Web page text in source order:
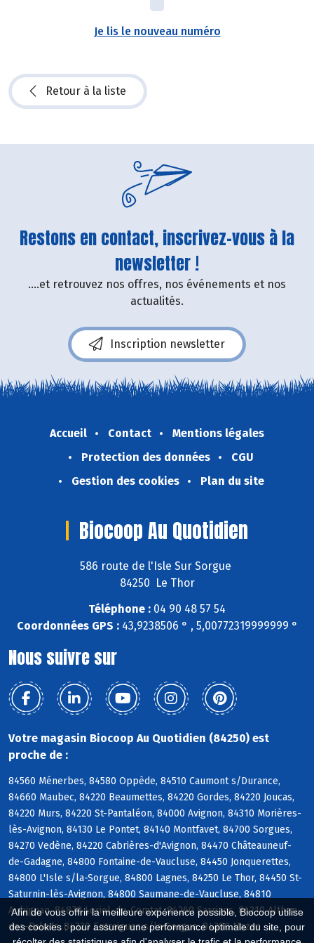
Afin de vous offrir la meilleure expérience possible, Biocoop utilise
des cookies : pour assurer une performance optimale du site, pour
Je lis le nouveau numéro
Retour à la liste
Restons en contact, inscrivez-vous à la
newsletter !
....et retrouvez nos offres, nos événements et nos
actualités.
Inscription newsletter
Accueil Contact
Mentions légales
Protection des données
CGU
Gestion des cookies
Plan du site
Biocoop Au Quotidien
586 route de l'Isle Sur Sorgue
84250 Le Thor
Téléphone : 04 90 48 57 54
Coordonnées GPS :43,9238506 ° , 5,00772319999999 °
Nous suivre sur
Votre magasin Biocoop Au Quotidien (84250) est
proche de :
84560 Ménerbes, 84580 Oppède, 84510 Caumont s/Durance,
84660 Maubec, 84220 Beaumettes, 84220 Gordes, 84220 Joucas,
84220 Murs, 84220 St-Pantaléon, 84000 Avignon, 84310 Morières-
lès-Avignon, 84130 Le Pontet, 84140 Montfavet, 84700 Sorgues,
84270 Vedène, 84220 Cabrières-d'Avignon, 84470 Châteauneuf-
de-Gadagne, 84800 Fontaine-de-Vaucluse, 84450 Jonquerettes,
84800 L'Isle s/la-Sorgue, 84800 Lagnes, 84250 Le Thor, 84450 St-
Saturnin-lès-Avignon, 84800 Saumane-de-Vaucluse, 84810
Aubignan, 84870 Loriol-du-Comtat, 84260 Sarrians, 84210 Althen-
des-Paluds, 84320 Entraigues s/la-Sorgue, 84380 Mazan